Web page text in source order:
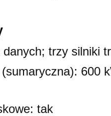
trzy silniki
600
tak